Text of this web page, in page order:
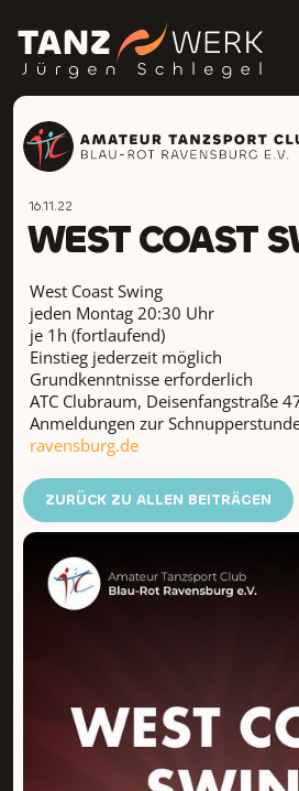
16.11.22
WEST COAST
West Coast Swing
jeden Montag 20:30 Uhr
je 1h (fortlaufend)
Einstieg jederzeit möglich
Grundkenntnisse erforderlich
ATC Clubraum, Deisenfangstraße
Anmeldungen zur
ravensburg.de
ZURÜCK ZU ALLEN BEITRÄGEN